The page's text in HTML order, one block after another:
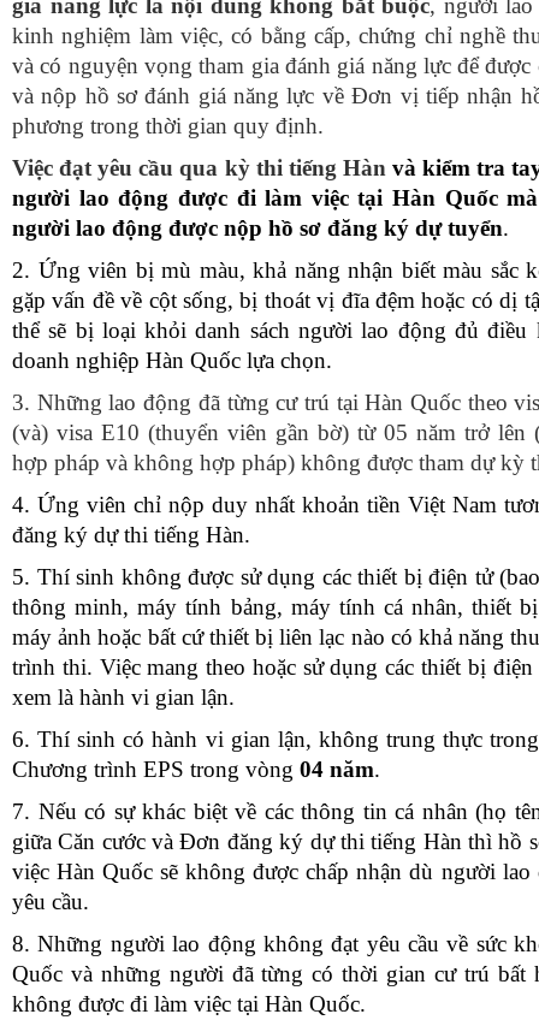
giá năng lực là nội dung không bắt buộc, người
kinh nghiệm làm việc, có bằng cấp, chứng chỉ nghề
và có nguyện vọng tham gia đánh giá năng lựcđể
và nộp hồ sơ đánh giá năng lực vềĐơn vị tiếp nhận
phương trong thời gian quy định.
Việc đạt yêu cầu qua kỳ thi tiếng Hàn và kiểm tra
người lao động được đi làm việc tại Hàn Quốc
người lao động được nộp hồ sơ đăng ký dự tuyển.
2. Ứng viên bị mù màu, khả năng nhận biết màu sắc
gặp vấn đề về cột sống, bị thoát vị đĩa đệm hoặc có dị
thể sẽ bị loại khỏi danh sách người lao động đủ điều
doanh nghiệp Hàn Quốc lựa chọn.
3. Những lao động đã từng cư trú tại Hàn Quốc theo
(và) visa E10 (thuyển viên gần bờ) từ 05 năm trở lên
hợp pháp và không hợp pháp) không được tham dự kỳ
4. Ứng viên chỉ nộp duy nhất khoản tiền Việt Nam
đăng ký dự thi tiếng Hàn.
5. Thí sinh không được sử dụng các thiết bị điện tử
thông minh, máy tính bảng, máy tính cá nhân, thiết
máy ảnh hoặc bất cứ thiết bị liên lạc nào có khả năng
trình thi. Việcmang theo hoặc sử dụngcácthiết bị
xem là hành vi gian lận.
6.Thí sinh có hành vi gian lận, không trung thực
Chương trình EPS trong vòng 04 năm.
7. Nếu có sự khác biệt về các thông tin cá nhân (họ
giữa Căn cước và Đơn đăng ký dự thi tiếng Hàn thì hồ
việc Hàn Quốc sẽ không được chấp nhận dù người
yêu cầu.
8.Những người lao động không đạt yêu cầu về sức
Quốc và những người đã từng có thời gian cư trú bất
không được đi làm việc tại Hàn Quốc.